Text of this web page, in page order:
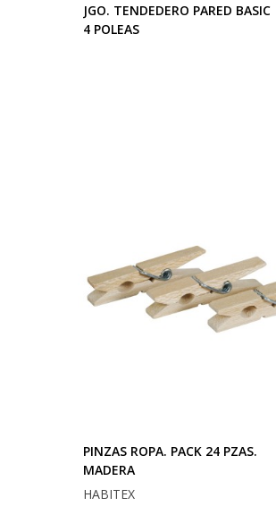
JGO. TENDEDERO PARED BASIC
4 POLEAS
PINZAS ROPA. PACK 24 PZAS.
MADERA
HABITEX